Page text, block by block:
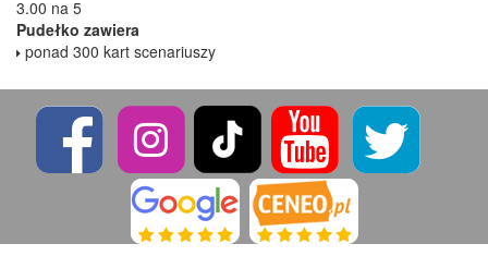
3.00 na 5
Pudełko zawiera
ponad 300 kart scenariuszy